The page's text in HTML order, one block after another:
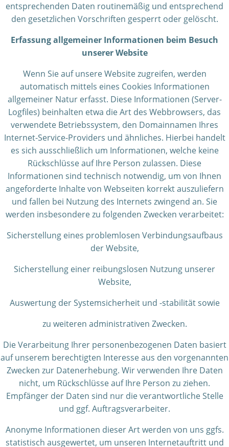
entsprechenden Daten routinemäßig und entsprechend
den gesetzlichen Vorschriften gesperrt oder gelöscht.
Erfassung allgemeiner Informationen beim Besuch
unserer Website
Wenn Sie auf unsere Website zugreifen, werden
automatisch mittels eines Cookies Informationen
allgemeiner Natur erfasst. Diese Informationen (Server-
Logfiles) beinhalten etwa die Art des Webbrowsers, das
verwendete Betriebssystem, den Domainnamen Ihres
Internet-Service-Providers und ähnliches. Hierbei handelt
es sich ausschließlich um Informationen, welche keine
Rückschlüsse auf Ihre Person zulassen. Diese
Informationen sind technisch notwendig, um von Ihnen
angeforderte Inhalte von Webseiten korrekt auszuliefern
und fallen bei Nutzung des Internets zwingend an. Sie
werden insbesondere zu folgenden Zwecken verarbeitet:
Sicherstellung eines problemlosen Verbindungsaufbaus
der Website,
Sicherstellung einer reibungslosen Nutzung unserer
Website,
Auswertung der Systemsicherheit und -stabilität sowie
zu weiteren administrativen Zwecken.
Die Verarbeitung Ihrer personenbezogenen Daten basiert
auf unserem berechtigten Interesse aus den vorgenannten
Zwecken zur Datenerhebung. Wir verwenden Ihre Daten
nicht, um Rückschlüsse auf Ihre Person zu ziehen.
Empfänger der Daten sind nur die verantwortliche Stelle
und ggf. Auftragsverarbeiter.
Anonyme Informationen dieser Art werden von uns ggfs.
statistisch ausgewertet, um unseren Internetauftritt und